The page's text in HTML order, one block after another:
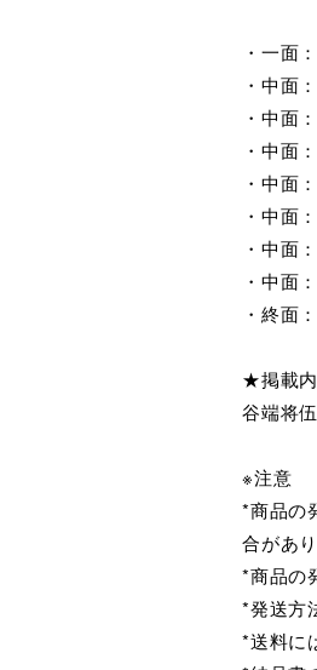
・一面
・中面
・中面
・中面
・中面
・中面
・中面
・中面
・終面
★掲載
谷端将
※注意
*商品の
合があり
*商品の
*発送方
*送料に